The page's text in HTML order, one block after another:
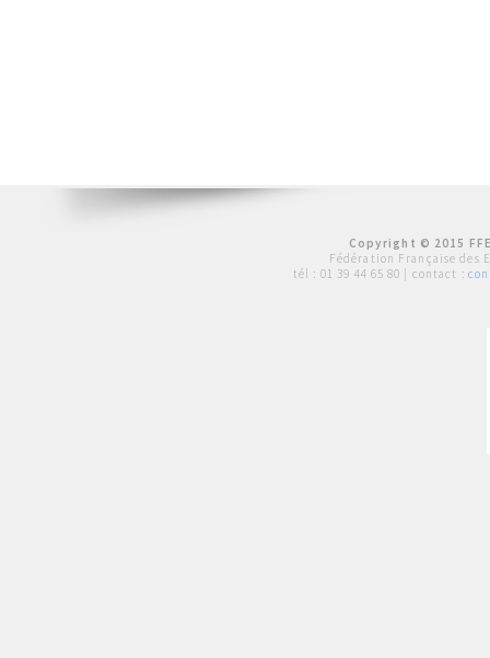
Copyright © 2015
Fédération Française des
tél : 01 39 44 65 80 | contact :